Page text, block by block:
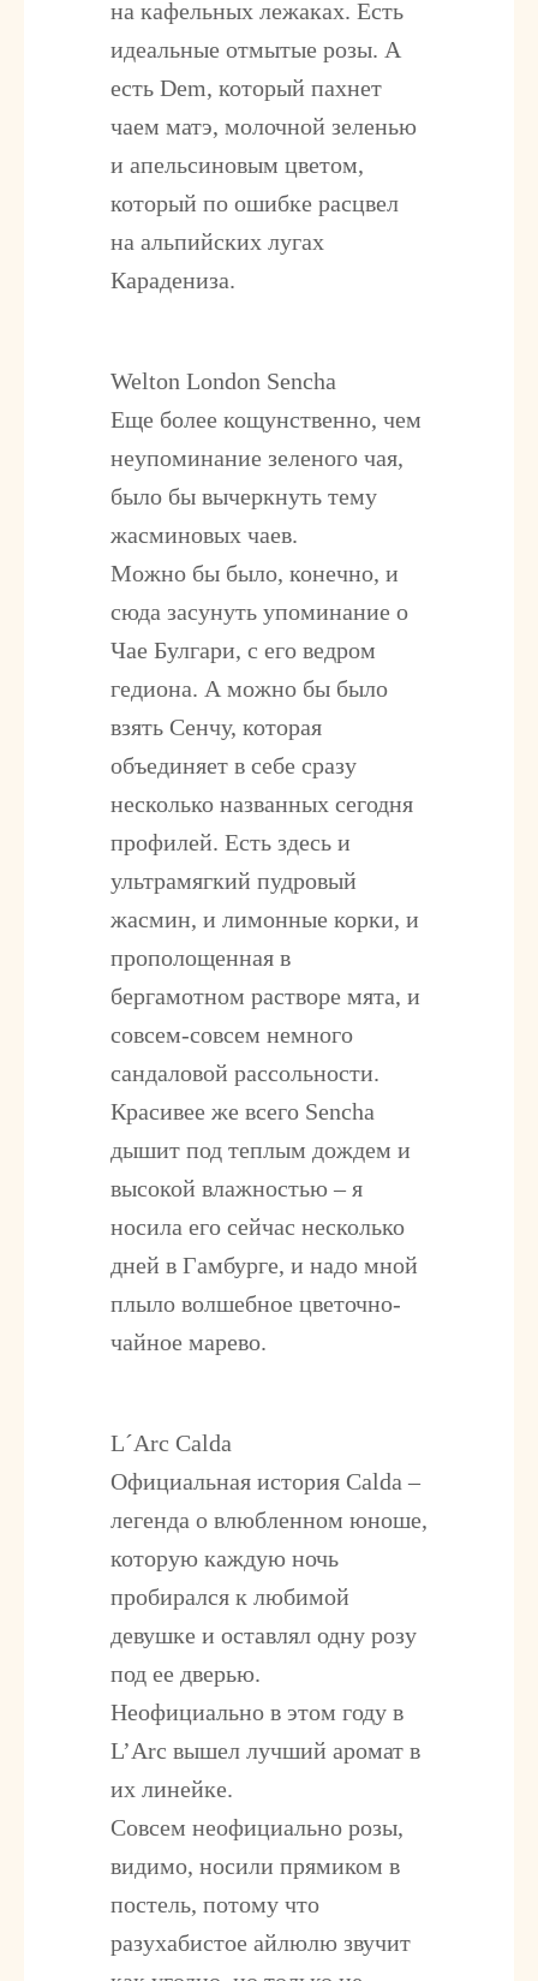
на кафельных лежаках. Есть
идеальные отмытые розы. А
есть Dem, который пахнет
чаем матэ, молочной зеленью
и апельсиновым цветом,
который по ошибке расцвел
на альпийских лугах
Карадениза.
Welton London Sencha
Еще более кощунственно, чем
неупоминание зеленого чая,
было бы вычеркнуть тему
жасминовых чаев.
Можно бы было, конечно, и
сюда засунуть упоминание о
Чае Булгари, с его ведром
гедиона. А можно бы было
взять Сенчу, которая
объединяет в себе сразу
несколько названных сегодня
профилей. Есть здесь и
ультрамягкий пудровый
жасмин, и лимонные корки, и
прополощенная в
бергамотном растворе мята, и
совсем-совсем немного
сандаловой рассольности.
Красивее же всего Sencha
дышит под теплым дождем и
высокой влажностью – я
носила его сейчас несколько
дней в Гамбурге, и надо мной
плыло волшебное цветочно-
чайное марево.
L´Arc Calda
Официальная история Calda –
легенда о влюбленном юноше,
которую каждую ночь
пробирался к любимой
девушке и оставлял одну розу
под ее дверью.
Неофициально в этом году в
L’Arc вышел лучший аромат в
их линейке.
Совсем неофициально розы,
видимо, носили прямиком в
постель, потому что
разухабистое айлюлю звучит